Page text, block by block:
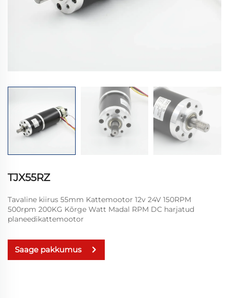
TJX55RZ
Tavaline kiirus 55mm Kattemootor 12v 24V 150RPM
500rpm 200KG Kõrge Watt Madal RPM DC harjatud
planeedikattemootor
Saage pakkumus